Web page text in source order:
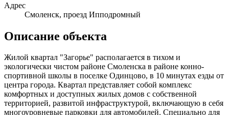
Адрес
Смоленск, проезд Ипподромный
Описание объекта
Жилой квартал "Загорье" располагается в тихом и
экологически чистом районе Смоленска в районе конно-
спортивной школы в поселке Одинцово, в 10 минутах езды от
центра города. Квартал представляет собой комплекс
комфортных и доступных жилых домов с собственной
территорией, развитой инфраструктурой, включающую в себя
многоуровневые парковки для автомобилей. Специально для